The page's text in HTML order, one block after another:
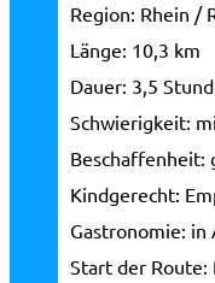
Region: Rhein /
Länge: 10,3 km
Dauer: 3,5
Schwierigkeit:
Beschaffenheit:
Kindgerecht:
Gastronomie: in
Start der Route: